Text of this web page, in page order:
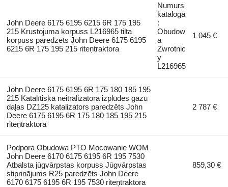
John Deere 6175 6195 6215 6R 175 195
215 Krustojuma korpuss L216965 tilta
korpuss paredzēts John Deere 6175 6195
6215 6R 175 195 215 riteņtraktora
Numurs
katalogā
:
Obudow
a
Zwrotnic
y
L216965
1 045 €
John Deere 6175 6195 6R 175 180 185 195
215 Katalītiskā neitralizatora izplūdes gāzu
daļas DZ125 katalizators paredzēts John
Deere 6175 6195 6R 175 180 185 195 215
riteņtraktora
2 787 €
Podpora Obudowa PTO Mocowanie WOM
John Deere 6170 6175 6195 6R 195 7530
Atbalsta jūgvārpstas korpuss Jūgvārpstas
stiprinājums R25 paredzēts John Deere
6170 6175 6195 6R 195 7530 riteņtraktora
859,30 €